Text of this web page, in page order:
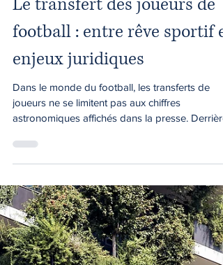
18 déc. 2024
Le transfert des joueurs de
football : entre rêve sportif et
enjeux juridiques
joueurs ne se limitent pas aux chiffres
astronomiques affichés dans la presse. Derrière
ces tra